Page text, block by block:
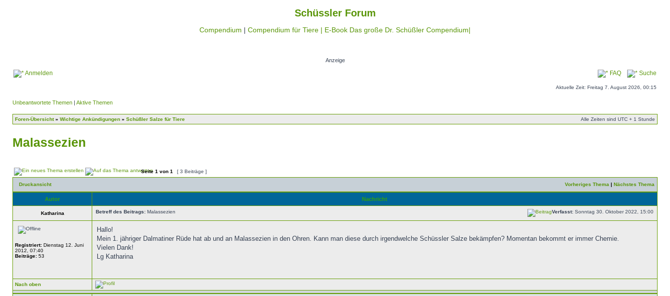
Schüssler Forum
Compendium | Compendium für Tiere | E-Book Das große Dr. Schüßler Compendium|
Anzeige
Anmelden FAQ Suche
Aktuelle Zeit: Freitag 7. August 2026, 00:15
Unbeantwortete Themen | Aktive Themen
Foren-Übersicht» Wichtige Ankündigungen » Schüßler Salze für Tiere Alle Zeiten sind UTC + 1 Stunde
Malassezien
Seite 1 von 1 [ 3 Beiträge ]
Druckansicht Vorheriges Thema | Nächstes Thema
Autor Nachricht
Katharina Betreff des Beitrags: Malassezien Verfasst: Sonntag 30. Oktober 2022, 15:00
Registriert: Dienstag 12. Juni
2012, 07:40
Beiträge: 53
Hallo!
Mein 1. jähriger Dalmatiner Rüde hat ab und an Malassezien in den Ohren. Kann man diese durch irgendwelche Schüssler Salze bekämpfen? Momentan bekommt er immer Chemie.
Vielen Dank!
Lg Katharina
Nach oben